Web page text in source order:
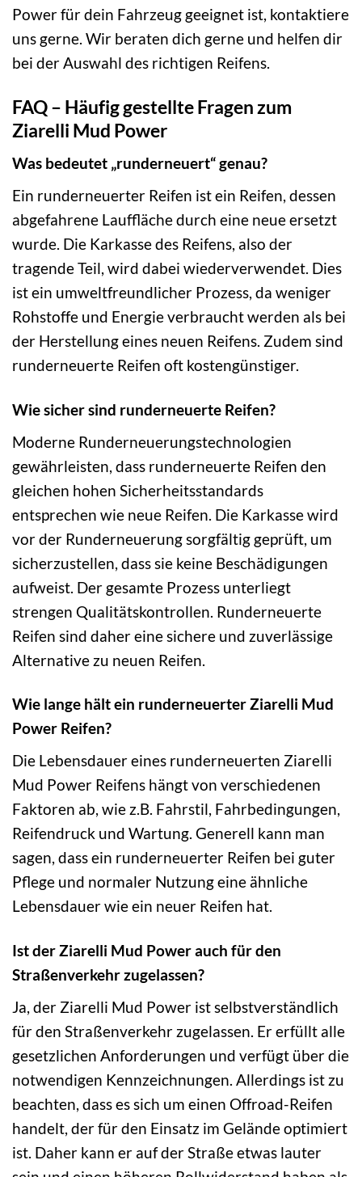
Power für dein Fahrzeug geeignet ist, kontaktiere
uns gerne. Wir beraten dich gerne und helfen dir
bei der Auswahl des richtigen Reifens.
FAQ – Häufig gestellte Fragen zum
Ziarelli Mud Power
Was bedeutet „runderneuert“ genau?
Ein runderneuerter Reifen ist ein Reifen, dessen
abgefahrene Lauffläche durch eine neue ersetzt
wurde. Die Karkasse des Reifens, also der
tragende Teil, wird dabei wiederverwendet. Dies
ist ein umweltfreundlicher Prozess, da weniger
Rohstoffe und Energie verbraucht werden als bei
der Herstellung eines neuen Reifens. Zudem sind
runderneuerte Reifen oft kostengünstiger.
Wie sicher sind runderneuerte Reifen?
Moderne Runderneuerungstechnologien
gewährleisten, dass runderneuerte Reifen den
gleichen hohen Sicherheitsstandards
entsprechen wie neue Reifen. Die Karkasse wird
vor der Runderneuerung sorgfältig geprüft, um
sicherzustellen, dass sie keine Beschädigungen
aufweist. Der gesamte Prozess unterliegt
strengen Qualitätskontrollen. Runderneuerte
Reifen sind daher eine sichere und zuverlässige
Alternative zu neuen Reifen.
Wie lange hält ein runderneuerter Ziarelli Mud
Power Reifen?
Die Lebensdauer eines runderneuerten Ziarelli
Mud Power Reifens hängt von verschiedenen
Faktoren ab, wie z.B. Fahrstil, Fahrbedingungen,
Reifendruck und Wartung. Generell kann man
sagen, dass ein runderneuerter Reifen bei guter
Pflege und normaler Nutzung eine ähnliche
Lebensdauer wie ein neuer Reifen hat.
Ist der Ziarelli Mud Power auch für den
Straßenverkehr zugelassen?
Ja, der Ziarelli Mud Power ist selbstverständlich
für den Straßenverkehr zugelassen. Er erfüllt alle
gesetzlichen Anforderungen und verfügt über die
notwendigen Kennzeichnungen. Allerdings ist zu
beachten, dass es sich um einen Offroad-Reifen
handelt, der für den Einsatz im Gelände optimiert
ist. Daher kann er auf der Straße etwas lauter